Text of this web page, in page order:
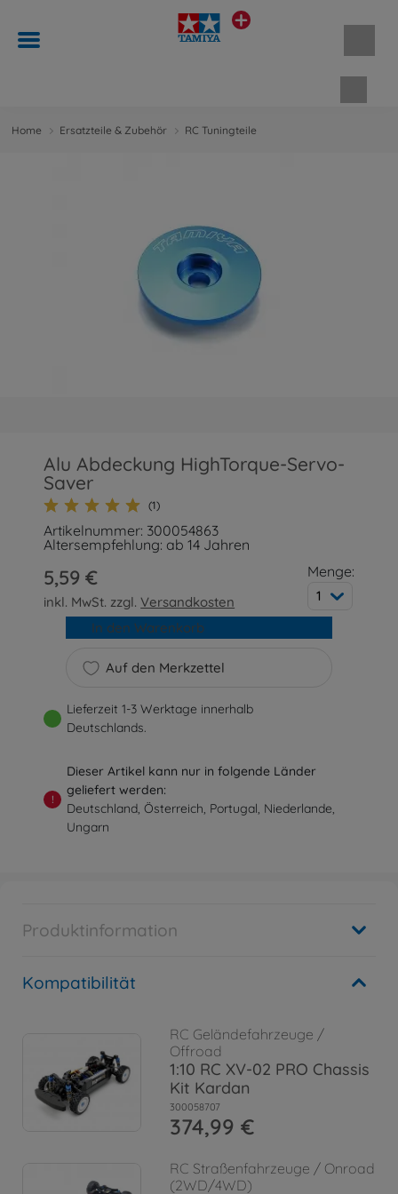
Home Ersatzteile & Zubehör RC Tuningteile
Alu Abdeckung HighTorque-Servo-
Saver
(1)
Artikelnummer: 300054863
Altersempfehlung: ab 14 Jahren
5,59 €
inkl. MwSt. zzgl.Versandkosten
Menge:
1
Auf den Merkzettel
In den Warenkorb
Lieferzeit 1-3 Werktage innerhalb
Deutschlands.
!
Dieser Artikel kann nur in folgende Länder
geliefert werden:
Deutschland, Österreich, Portugal, Niederlande,
Ungarn
Produktinformation
Kompatibilität
RC Geländefahrzeuge /
Offroad
1:10 RC XV-02 PRO Chassis
Kit Kardan
300058707
374,99 €
RC Straßenfahrzeuge / Onroad
(2WD/4WD)